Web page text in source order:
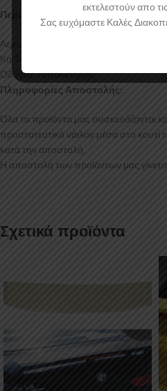
Περιεχόμενα Συσκευασίας:
Αεροτομή Οροφής Fiat Punto Mk1
Κιτ Τοποθέτησης
Οδηγίες Τοποθέτησης
Πληροφορίες Αποστολής:
Όλα τα προϊόντα μας συσκευάζονται
προστατευτικό νάιλον μέσα στο κουτί
κατά την αποστολή.
Η αποστολή των προϊόντων μας
Σχετικά προϊόντα
εκτελεστούν απο
Σας ευχόμαστε Καλές